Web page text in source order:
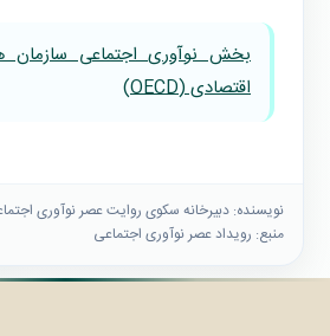
بخش نوآوری اجتماعی سازمان
اقتصادی (OECD)
نویسنده: دبیرخانه سكوى روايت عصر نوآورى
منبع: رویداد عصر نوآوری اجتماعی